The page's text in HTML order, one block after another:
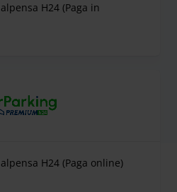
H24 (Paga in
H24 (Paga online)